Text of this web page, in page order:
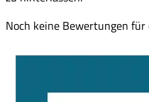
Noch keine Bewertungen